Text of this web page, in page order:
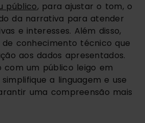
público, para ajustar o tom, o
da narrativa para atender
e interesses. Além disso,
conhecimento técnico que
aos dados apresentados.
com um público leigo em
a linguagem e use
uma compreensão mais